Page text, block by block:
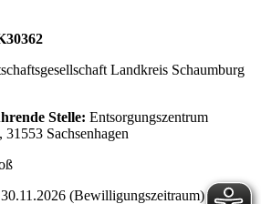
Landkreis Schaumburg
Stelle: Entsorgungszentrum
Sachsenhagen
(Bewilligungszeitraum)